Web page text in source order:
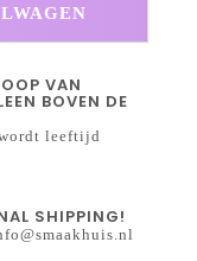
VAN
BOVEN DE
leeftijd
SHIPPING!